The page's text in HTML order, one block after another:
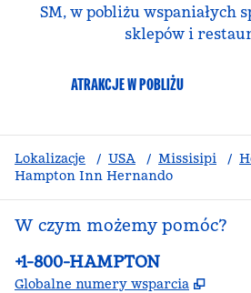
SM, w pobliżu wspaniałych
sklepów i
ATRAKCJE W POBLIŻU
Lokalizacje / USA / Missisipi /
Hampton Inn Hernando
W czym możemy pomóc?
Telefon:
+1-800-HAMPTON
Globalne numery wsparcia ,